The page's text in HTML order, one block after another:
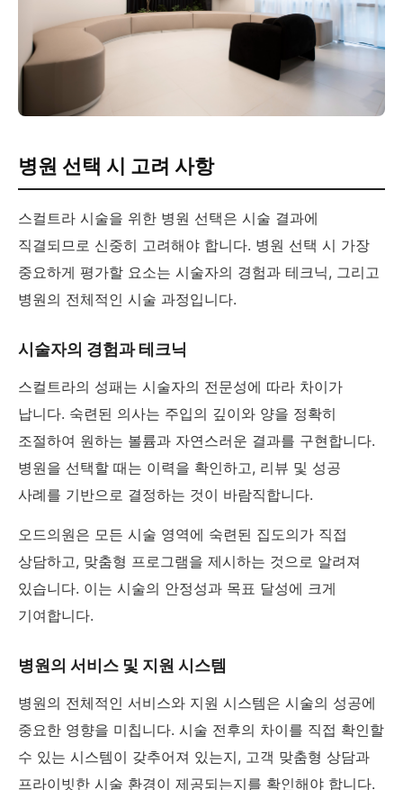
병원 선택 시 고려 사항
스컬트라 시술을 위한 병원 선택은 시술 결과에
직결되므로 신중히 고려해야 합니다. 병원 선택 시 가장
중요하게 평가할 요소는 시술자의 경험과 테크닉, 그리고
병원의 전체적인 시술 과정입니다.
시술자의 경험과 테크닉
스컬트라의 성패는 시술자의 전문성에 따라 차이가
납니다. 숙련된 의사는 주입의 깊이와 양을 정확히
조절하여 원하는 볼륨과 자연스러운 결과를 구현합니다.
병원을 선택할 때는 이력을 확인하고, 리뷰 및 성공
사례를 기반으로 결정하는 것이 바람직합니다.
오드의원은 모든 시술 영역에 숙련된 집도의가 직접
상담하고, 맞춤형 프로그램을 제시하는 것으로 알려져
있습니다. 이는 시술의 안정성과 목표 달성에 크게
기여합니다.
병원의 서비스 및 지원 시스템
병원의 전체적인 서비스와 지원 시스템은 시술의 성공에
중요한 영향을 미칩니다. 시술 전후의 차이를 직접 확인할
수 있는 시스템이 갖추어져 있는지, 고객 맞춤형 상담과
프라이빗한 시술 환경이 제공되는지를 확인해야 합니다.